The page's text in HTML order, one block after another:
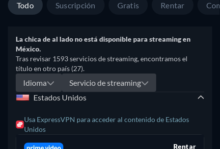
Todo Suscripción Gratis Rentar
La chica de al lado no está disponible para streaming en
México.
Tras revisar 1593 servicios de streaming, encontramos el
título en otro país (27).
Idioma
Servicio de streaming
Estados Unidos
Usa ExpressVPN para acceder al contenido de Estados
Unidos
Rentar